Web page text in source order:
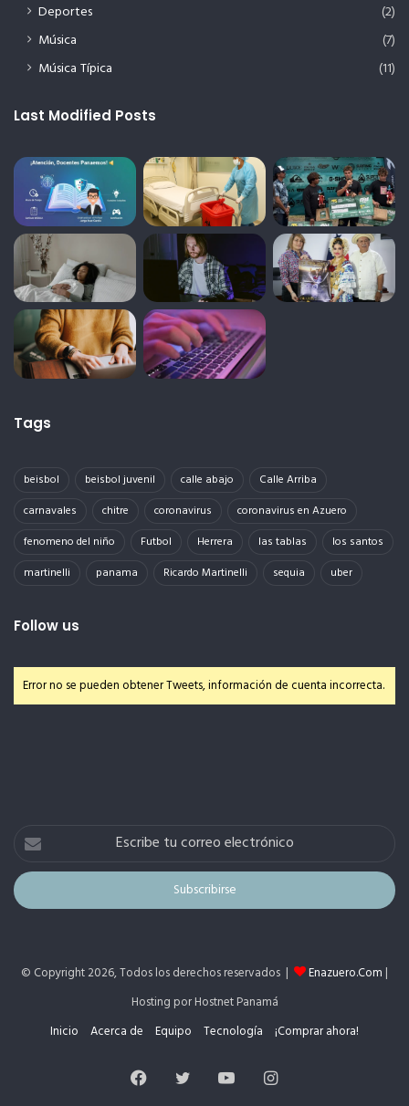
Deportes
(2)
Música
(7)
Música Típica
(11)
Last Modified Posts
Tags
beisbol beisbol juvenil calle abajo
Calle Arriba
carnavales
chitre coronavirus
coronavirus en Azuero
fenomeno del niño
Futbol Herrera las tablas
los santos
martinelli
panama Ricardo Martinelli sequia uber
Follow us
Error no se pueden obtener Tweets, información de cuenta incorrecta.
Escribe
correo
electrónico
© Copyright 2026, Todos los derechos reservados | Enazuero.Com |
Hosting por Hostnet Panamá
Inicio
Acerca de Equipo Tecnología ¡Comprar ahora!
FacebookTwitterYouTubeInstagram